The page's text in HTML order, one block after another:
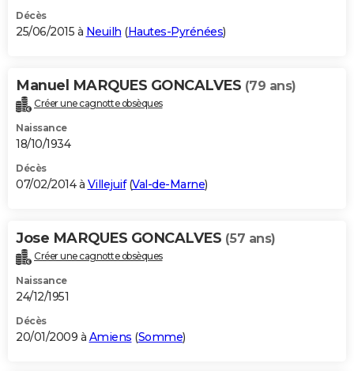
Décès
25/06/2015 à Neuilh (Hautes-Pyrénées)
Manuel MARQUES GONCALVES (79 ans)
Créer une cagnotte obsèques
Naissance
18/10/1934
Décès
07/02/2014 à Villejuif(Val-de-Marne)
Jose MARQUES GONCALVES (57 ans)
Créer une cagnotte obsèques
Naissance
24/12/1951
Décès
20/01/2009 à Amiens (Somme)